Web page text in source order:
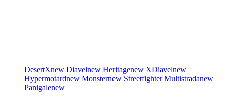
DesertXnew Diavelnew Heritagenew XDiavelnew
Hypermotardnew Monsternew StreetfighterMultistradanew
Panigalenew